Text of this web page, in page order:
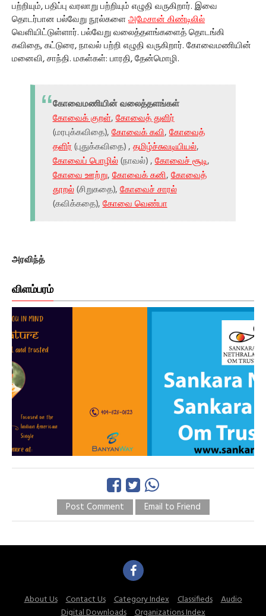
பற்றியும், பதிப்பு வரலாறு பற்றியும் எழுதி வருகிறார். இவை
தொடர்பான பல்வேறு நூல்களைஅமேசான் கிண்டிலில்
வெளியிட்டுள்ளார். பல்வேறு வலைத்தளங்களைத் தொடங்கி
கவிதை, கட்டுரை, நாவல் பற்றி எழுதி வருகிறார். கோவைமணியின்
மனைவி, சாந்தி. மகள்கள்: பாரதி, தேன்மொழி.
கோவைமணியின் வலைத்தளங்கள்
கோவைக் குறள், கோவைத் துளிர்
(மரபுக்கவிதை), கோவைக் கவி, கோவைத்
தளிர் (புதுக்கவிதை) , தமிழ்ச்சுவடியியல்,
கோவைப் பொழில்(நாவல்) , கோவைச் சூடி,
கோவை ஊற்று, கோவைக் கனி, கோவைத்
தூறல்(சிறுகதை), கோவைச் சாரல்
(கவிக்கதை), கோவை வெண்பா
அரவிந்த்
விளம்பரம்
Post Comment Email to Friend
About Us Contact Us Category Index Classifieds
Audio
Digital Downloads
Organizations Index